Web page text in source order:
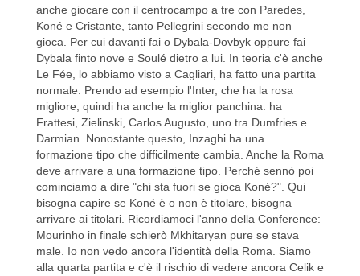
anche giocare con il centrocampo a tre con Paredes,
Koné e Cristante, tanto Pellegrini secondo me non
gioca. Per cui davanti fai o Dybala-Dovbyk oppure fai
Dybala finto nove e Soulé dietro a lui. In teoria c'è anche
Le Fée, lo abbiamo visto a Cagliari, ha fatto una partita
normale. Prendo ad esempio l'Inter, che ha la rosa
migliore, quindi ha anche la miglior panchina: ha
Frattesi, Zielinski, Carlos Augusto, uno tra Dumfries e
Darmian. Nonostante questo, Inzaghi ha una
formazione tipo che difficilmente cambia. Anche la Roma
deve arrivare a una formazione tipo. Perché sennò poi
cominciamo a dire "chi sta fuori se gioca Koné?". Qui
bisogna capire se Koné è o non è titolare, bisogna
arrivare ai titolari. Ricordiamoci l'anno della Conference:
Mourinho in finale schierò Mkhitaryan pure se stava
male. Io non vedo ancora l'identità della Roma. Siamo
alla quarta partita e c'è il rischio di vedere ancora Celik e